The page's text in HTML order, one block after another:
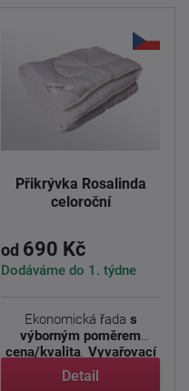
Přikrývka Rosalinda
celoroční
od 690 Kč
Dodáváme do 1. týdne
Ekonomická řada s
výborným poměrem
cena/kvalita. Vyvařovací
přikrývka ...
Detail